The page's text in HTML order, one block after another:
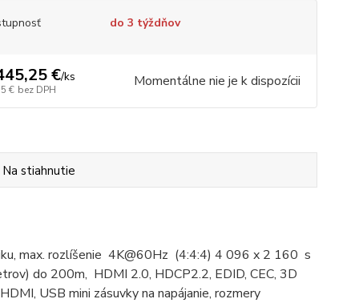
do 3 týždňov
€/ks
€ bez DPH Momentálne nie je k dispozícii
Na stiahnutie
max. rozlíšenie 4K@60Hz (4:4:4) 4 096 x 2 160 s
do 200m, HDMI 2.0, HDCP2.2, EDID, CEC, 3D
USB mini zásuvky na napájanie, rozmery